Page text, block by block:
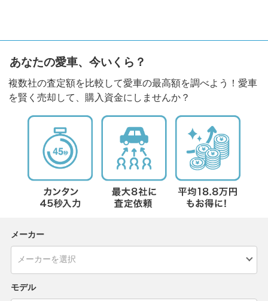
あなたの愛車、今いくら？
複数社の査定額を比較して愛車の最高額を調べよう！愛車
を賢く売却して、購入資金にしませんか？
メーカー
モデル